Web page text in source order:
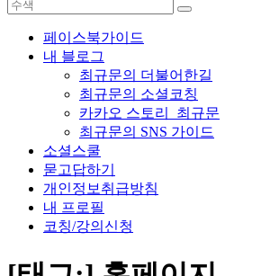
페이스북가이드
내 블로그
최규문의 더불어한길
최규문의 소셜코칭
카카오 스토리_최규문
최규문의 SNS 가이드
소셜스쿨
묻고답하기
개인정보취급방침
내 프로필
코칭/강의신청